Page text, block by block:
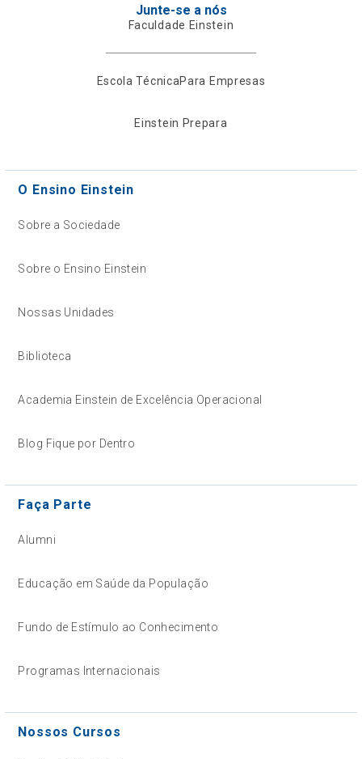
Junte-se a nós
Faculdade Einstein
Escola TécnicaPara Empresas
Einstein Prepara
O Ensino Einstein
Sobre a Sociedade
Sobre o Ensino Einstein
Nossas Unidades
Biblioteca
Academia Einstein de Excelência Operacional
Blog Fique por Dentro
Faça Parte
Alumni
Educação em Saúde da População
Fundo de Estímulo ao Conhecimento
Programas Internacionais
Nossos Cursos